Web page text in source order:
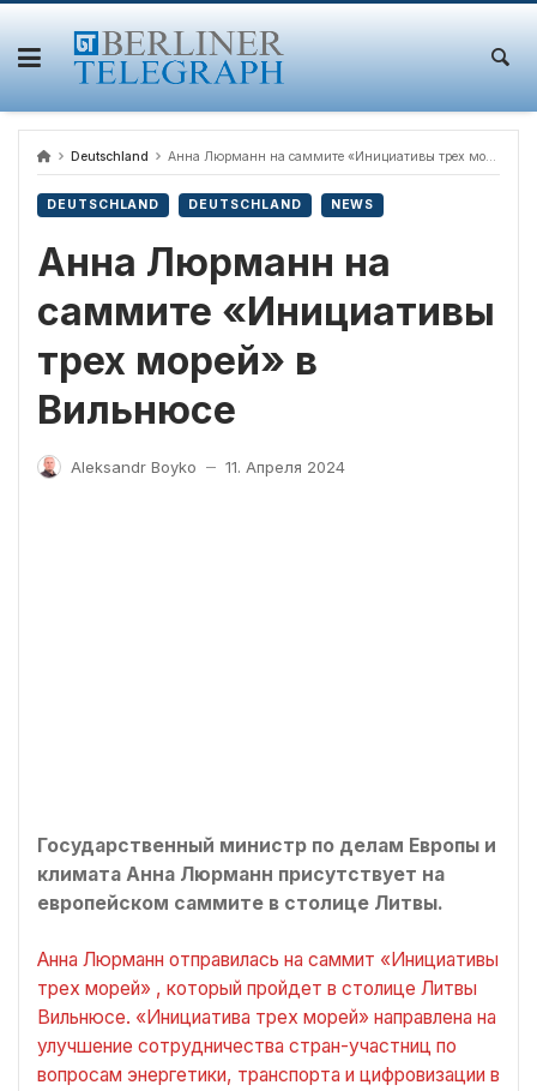
Skip
content
Deutschland Анна Люрманн на саммите «Инициативы трех морей» в Вильнюсе
DEUTSCHLAND DEUTSCHLAND NEWS
Анна Люрманн на
саммите «Инициативы
трех морей» в
Вильнюсе
Aleksandr Boyko — 11. Апреля 2024
Государственный министр по делам Европы и
климата Анна Люрманн присутствует на
европейском саммите в столице Литвы.
Анна Люрманн отправилась на саммит «Инициативы
трех морей» , который пройдет в столице Литвы
Вильнюсе. «Инициатива трех морей» направлена на
улучшение сотрудничества стран-участниц по
вопросам энергетики, транспорта и цифровизации в